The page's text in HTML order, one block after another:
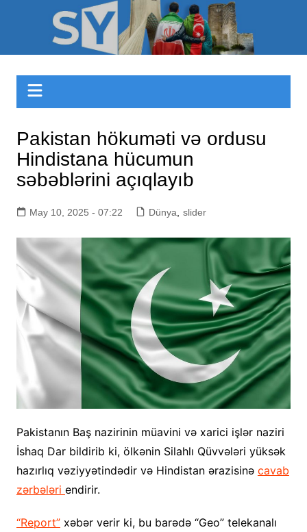
Sizinyol.org
Pakistan hökuməti və ordusu
Hindistana hücumun
səbəblərini açıqlayıb
May 10, 2025 - 07:22 Dünya slider
Pakistanın Baş nazirinin müavini və xarici işlər naziri
İshaq Dar bildirib ki, ölkənin Silahlı Qüvvələri yüksək
hazırlıq vəziyyətindədir və Hindistan ərazisinə cavab
zərbələri endirir.
“Report”xəbər verir ki, bu barədə “Geo” telekanalı